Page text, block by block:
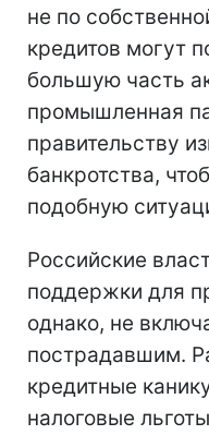
не по
кредитов могут
большую часть
промышленная
правительству
банкротства,
подобную
Российские
поддержки для
однако, не
пострадавшим.
кредитные
налоговые